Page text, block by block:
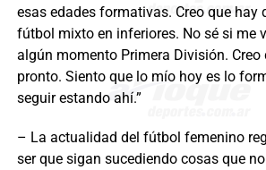
esas edades formativas. Creo que hay
fútbol mixto en inferiores. No sé si me
algún momento Primera División. Creo
pronto. Siento que lo mío hoy es lo
seguir estando ahí.”
– La actualidad del fútbol femenino
ser que sigan sucediendo cosas que